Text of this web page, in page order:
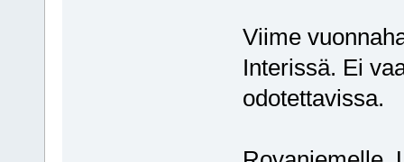
Viime
Interissä. Ei
odotettavissa.